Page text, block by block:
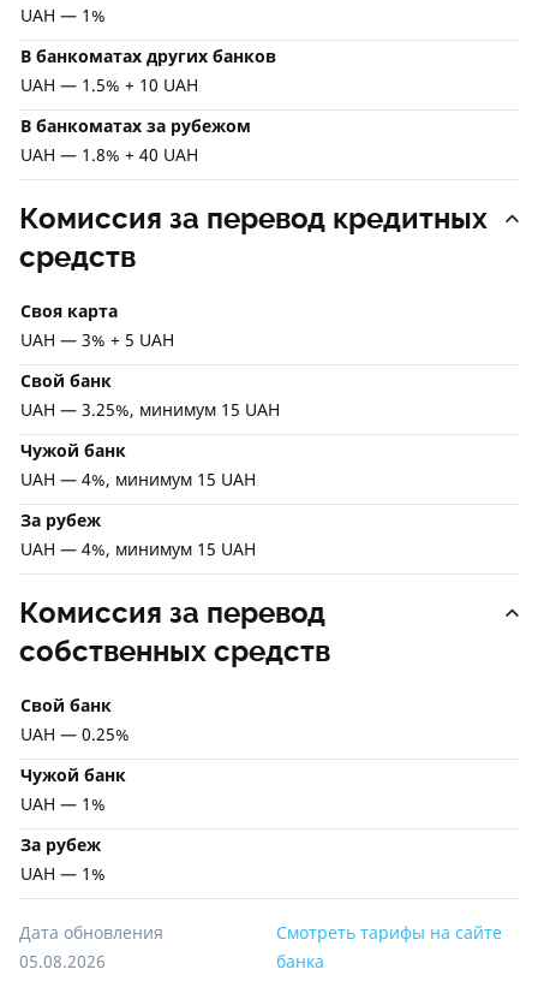
UAH — 1%
В банкоматах других банков
UAH — 1.5% + 10 UAH
В банкоматах за рубежом
UAH — 1.8% + 40 UAH
Комиссия за перевод кредитных
средств
Своя карта
UAH — 3% + 5 UAH
Свой банк
UAH — 3.25%, минимум 15 UAH
Чужой банк
UAH — 4%, минимум 15 UAH
За рубеж
UAH — 4%, минимум 15 UAH
Комиссия за перевод
собственных средств
Свой банк
UAH — 0.25%
Чужой банк
UAH — 1%
За рубеж
UAH — 1%
Дата обновления
05.08.2026
Смотреть тарифы на сайте
банка